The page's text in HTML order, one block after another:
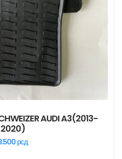
AUDI A3(2013-
2020)
рсд